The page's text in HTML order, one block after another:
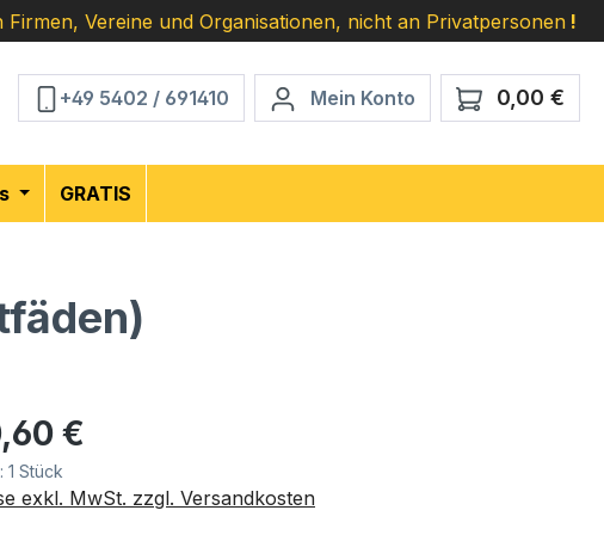
Vereine und Organisationen, nicht an Privatpersonen !
+49 5402 / 691410 Mein Konto 0,00 €
GRATIS
Preis:
€
1 Stück
exkl. MwSt. zzgl. Versandkosten